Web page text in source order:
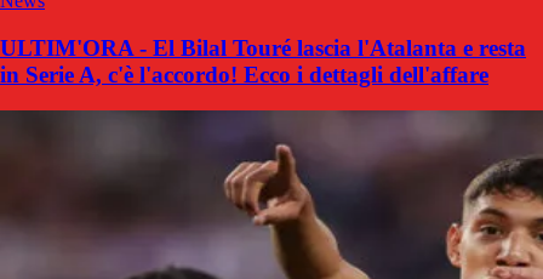
ULTIM'ORA - El Bilal Touré lascia l'Atalanta e resta
in Serie A, c'è l'accordo! Ecco i dettagli dell'affare